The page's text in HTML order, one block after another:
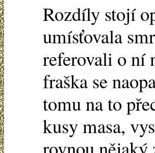
Rozdíly stojí
umísťovala
referovali o ní
fraška se
tomu na to
kusy masa,
rovnou nějaký